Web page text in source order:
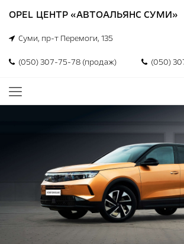
OPEL ЦЕНТР «АВТОАЛЬЯНС СУМИ»
Суми, пр-т Перемоги, 135
(050) 307-75-78 (продаж) (050)